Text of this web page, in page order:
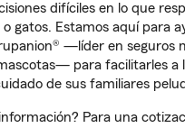
difíciles en lo que
gatos. Estamos aquí para
—líder en seguros
para facilitarles a
de sus familiares
Para una